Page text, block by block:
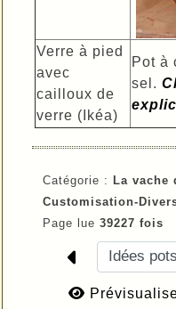
Verre à pied
avec
cailloux de
verre (Ikéa)
Pot à
sel.
Catégorie : La vache
Customisation-
Page lue 39227 fois